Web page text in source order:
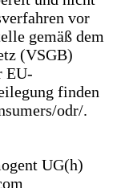
vor
gemäß dem
(VSGB)
EU-
finden
odr/.
UG(h)